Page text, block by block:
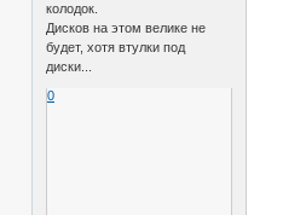
колодок.
Дисков на этом велике не
будет, хотя втулки под
диски...
0